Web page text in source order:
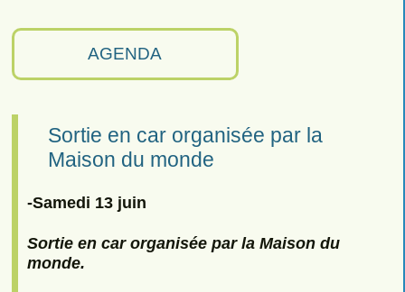
AGENDA
Sortie en car organisée par la
Maison du monde
-Samedi 13 juin
Sortie en car organisée par la Maison du
monde.